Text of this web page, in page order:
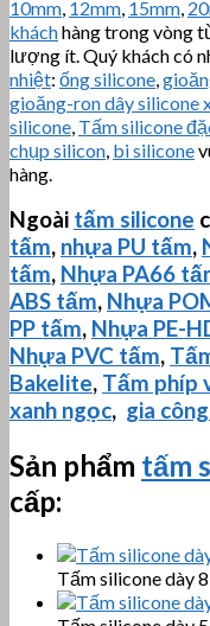
10mm 12mm 15mm
kháchhàng trong vòng
lượng ít. Quý khách có
nhiệt: ống silicone
gioăng-ron dây silicone
silicone Tấm silicone
chụp silicon bi silicone
hàng.
Ngoài tấm silicone
tấm, nhựa PU tấm,
tấm, Nhựa PA66
ABS tấm, Nhựa
PP tấm, Nhựa PE-
Nhựa PVC tấm,
Bakelite, Tấm phíp
xanh ngọc, gia
Sản phẩm tấm
cấp:
Tấm silicone dày